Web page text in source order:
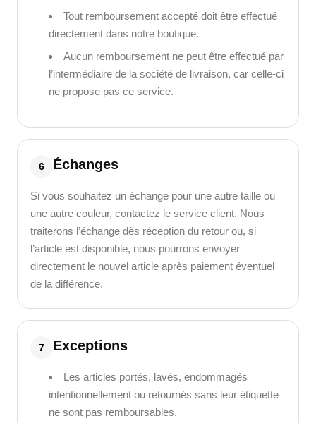
Tout remboursement accepté doit être effectué
directement dans notre boutique.
Aucun remboursement ne peut être effectué par
l’intermédiaire de la société de livraison, car celle-ci
ne propose pas ce service.
6 Échanges
Si vous souhaitez un échange pour une autre taille ou
une autre couleur, contactez le service client. Nous
traiterons l’échange dès réception du retour ou, si
l’article est disponible, nous pourrons envoyer
directement le nouvel article après paiement éventuel
de la différence.
7 Exceptions
Les articles portés, lavés, endommagés
intentionnellement ou retournés sans leur étiquette
ne sont pas remboursables.